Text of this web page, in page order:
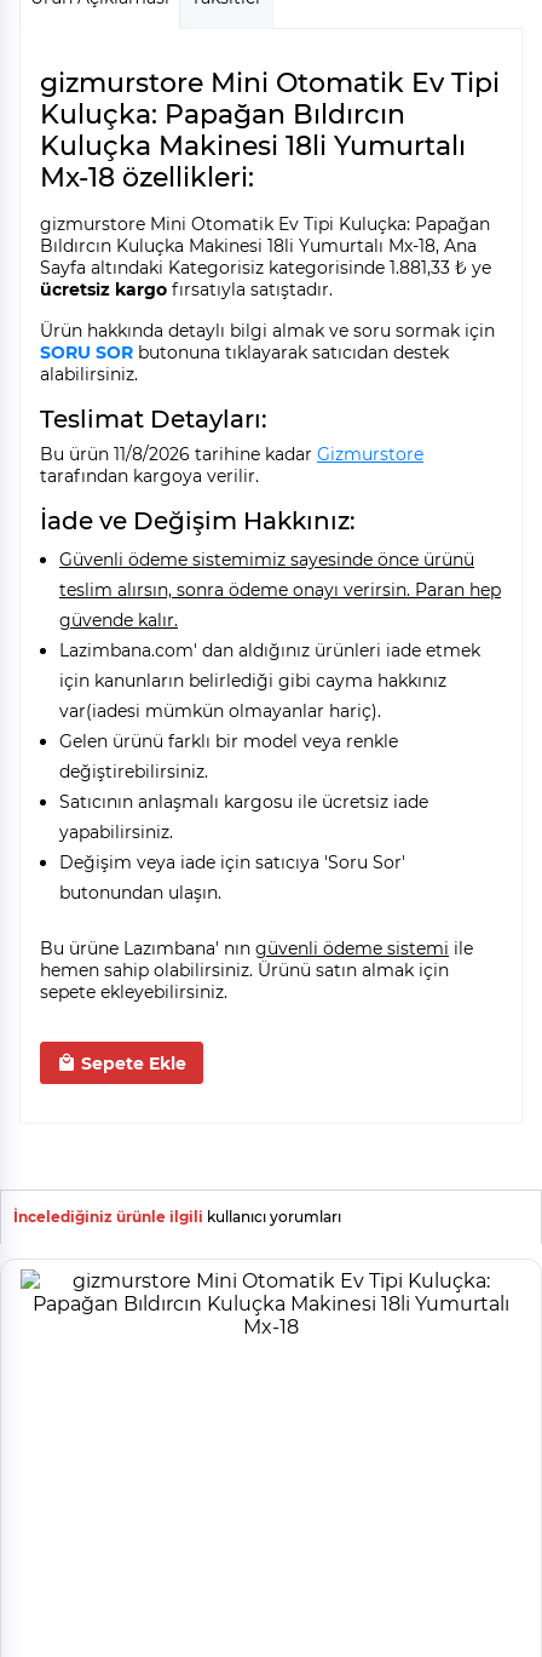
gizmurstore Mini Otomatik Ev Tipi
Kuluçka: Papağan Bıldırcın
Kuluçka Makinesi 18li Yumurtalı
Mx-18 özellikleri:
gizmurstore Mini Otomatik Ev Tipi Kuluçka: Papağan
Bıldırcın Kuluçka Makinesi 18li Yumurtalı Mx-18, Ana
Sayfa altındaki Kategorisiz kategorisinde 1.881,33 ₺ ye
ücretsiz kargo fırsatıyla satıştadır.
Ürün hakkında detaylı bilgi almak ve soru sormak için
SORU SOR butonuna tıklayarak satıcıdan destek
alabilirsiniz.
Teslimat Detayları:
Bu ürün 11/8/2026 tarihine kadar Gizmurstore
tarafından kargoya verilir.
İade ve Değişim Hakkınız:
Güvenli ödeme sistemimiz sayesinde önce ürünü
teslim alırsın, sonra ödeme onayı verirsin. Paran hep
güvende kalır.
Lazimbana.com' dan aldığınız ürünleri iade etmek
için kanunların belirlediği gibi cayma hakkınız
var(iadesi mümkün olmayanlar hariç).
Gelen ürünü farklı bir model veya renkle
değiştirebilirsiniz.
Satıcının anlaşmalı kargosu ile ücretsiz iade
yapabilirsiniz.
Değişim veya iade için satıcıya 'Soru Sor'
butonundan ulaşın.
Bu ürüne Lazımbana' nın güvenli ödeme sistemi ile
hemen sahip olabilirsiniz. Ürünü satın almak için
sepete ekleyebilirsiniz.
Sepete Ekle
İncelediğiniz ürünle ilgili kullanıcı yorumları